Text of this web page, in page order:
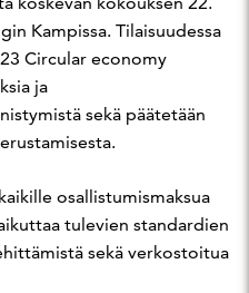
Kampissa. Tilaisuudessa
Circular economy
ja
sekä päätetään
osallistumismaksua
tulevien standardien
sekä verkostoitua